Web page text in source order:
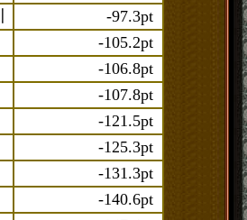
-97.3pt
-105.2pt
-106.8pt
-107.8pt
-121.5pt
-125.3pt
-131.3pt
-140.6pt